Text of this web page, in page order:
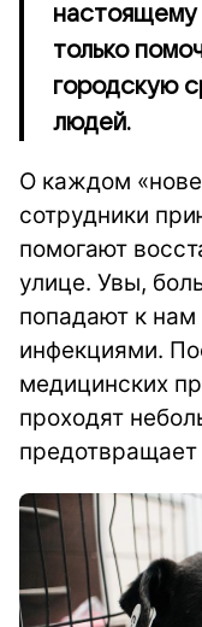
настоящему
только
городскую
людей.
О каждом
сотрудники
помогают
улице. Увы,
попадают к
инфекциями.
медицинских
проходят